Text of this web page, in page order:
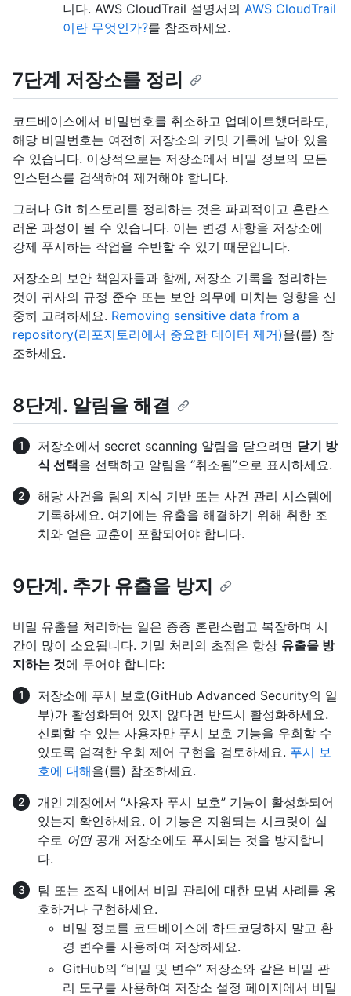
니다. AWS CloudTrail 설명서의 AWS CloudTrail
이란 무엇인가?를 참조하세요.
7단계 저장소를 정리
코드베이스에서 비밀번호를 취소하고 업데이트했더라도,
해당 비밀번호는 여전히 저장소의 커밋 기록에 남아 있을
수 있습니다. 이상적으로는 저장소에서 비밀 정보의 모든
인스턴스를 검색하여 제거해야 합니다.
그러나 Git 히스토리를 정리하는 것은 파괴적이고 혼란스
러운 과정이 될 수 있습니다. 이는 변경 사항을 저장소에
강제 푸시하는 작업을 수반할 수 있기 때문입니다.
저장소의 보안 책임자들과 함께, 저장소 기록을 정리하는
것이 귀사의 규정 준수 또는 보안 의무에 미치는 영향을 신
중히 고려하세요. Removing sensitive data from a
repository(리포지토리에서 중요한 데이터 제거)을(를) 참
조하세요.
8단계. 알림을 해결
저장소에서 secret scanning 알림을 닫으려면 닫기 방
식 선택을 선택하고 알림을 “취소됨”으로 표시하세요.
해당 사건을 팀의 지식 기반 또는 사건 관리 시스템에
기록하세요. 여기에는 유출을 해결하기 위해 취한 조
치와 얻은 교훈이 포함되어야 합니다.
9단계. 추가 유출을 방지
비밀 유출을 처리하는 일은 종종 혼란스럽고 복잡하며 시
간이 많이 소요됩니다. 기밀 처리의 초점은 항상 유출을 방
지하는 것에 두어야 합니다:
저장소에 푸시 보호(GitHub Advanced Security의 일
부)가 활성화되어 있지 않다면 반드시 활성화하세요.
신뢰할 수 있는 사용자만 푸시 보호 기능을 우회할 수
있도록 엄격한 우회 제어 구현을 검토하세요. 푸시 보
호에 대해을(를) 참조하세요.
개인 계정에서 “사용자 푸시 보호” 기능이 활성화되어
있는지 확인하세요. 이 기능은 지원되는 시크릿이 실
수로 어떤공개 저장소에도 푸시되는 것을 방지합니
다.
팀 또는 조직 내에서 비밀 관리에 대한 모범 사례를 옹
호하거나 구현하세요.
비밀 정보를 코드베이스에 하드코딩하지 말고 환
경 변수를 사용하여 저장하세요.
GitHub의 “비밀 및 변수” 저장소와 같은 비밀 관
리 도구를 사용하여 저장소 설정 페이지에서 비밀